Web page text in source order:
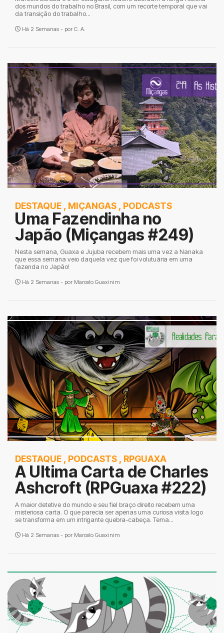
dos mundos do trabalho no Brasil, com um recorte temporal que vai
da transição do trabalho...
Há 2 Semanas - por C. A.
DESTAQUE , MIÇANGAS , PODCASTS
Uma Fazendinha no
Japão (Miçangas #249)
Nesta semana, Guaxa e Jujuba recebem mais uma vez a Nanaka
que essa semana veio daquela vez que foi volutuária em uma
fazenda no Japão!
Há 2 Semanas - por Marcelo Guaxinim
DESTAQUE , PODCASTS , RPGUAXA
A Ultima Carta de Charles
Ashcroft (RPGuaxa #222)
A maior detetive do mundo e seu fiel braço direito recebem uma
misteriosa carta. O que parecia ser apenas uma curiosa visita logo
se transforma em um intrigante quebra-cabeça. Tema...
Há 2 Semanas - por Marcelo Guaxinim